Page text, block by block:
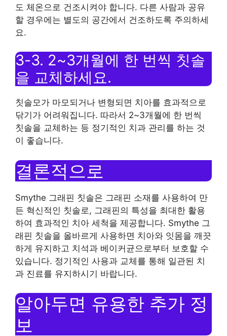
도 체온으로 건조시켜야 합니다. 다른 사람과 공유
할 경우에는 별도의 공간에서 건조하도록 주의하세
요.
3-3. 2~3개월에 한 번씩 칫솔
을 교체하세요.
칫솔모가 마모되거나 변형되면 치아를 효과적으로
닦기가 어려워집니다. 따라서 2~3개월에 한 번씩
칫솔을 교체하는 등 정기적인 치과 관리를 하는 것
이 좋습니다.
결론적으로
Smythe 그래핀 칫솔은 그래핀 소재를 사용하여 만
든 혁신적인 칫솔로, 그래핀의 특성을 최대한 활용
하여 효과적인 치아 세척을 제공합니다. Smythe 그
래핀 칫솔을 올바르게 사용하면 치아와 잇몸을 깨끗
하게 유지하고 치석과 베이커균으로부터 보호할 수
있습니다. 정기적인 사용과 교체를 통해 일관된 치
과 진료를 유지하시기 바랍니다.
알아두면 유용한 추가 정
보